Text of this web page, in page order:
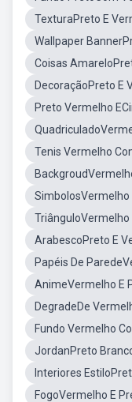
TexturaPreto E
Wallpaper
Coisas
DecoraçãoPreto E
Preto Vermelho
Tenis Vermelho
SimbolosVermelho
TriânguloVermelho
ArabescoPreto E
Papéis De
AnimeVermelho E
DegradeDe
Fundo Vermelho
JordanPreto
Interiores
FogoVermelho E